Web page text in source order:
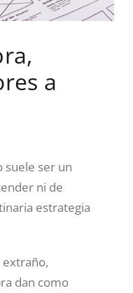
a
suele ser un
ni de
estrategia
extraño,
dan como